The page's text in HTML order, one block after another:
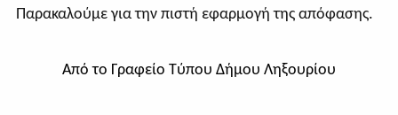
Παρακαλούμε για την πιστή εφαρμογή της απόφασης.
Από το Γραφείο Τύπου Δήμου Ληξουρίου